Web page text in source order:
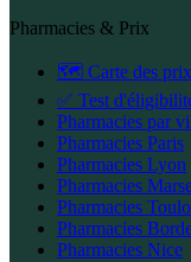
Pharmacies & Prix
🗺️ Carte des prix
✅ Test
Pharmacies par
Pharmacies Paris
Pharmacies Lyon
Pharmacies
Pharmacies
Pharmacies
Pharmacies Nice